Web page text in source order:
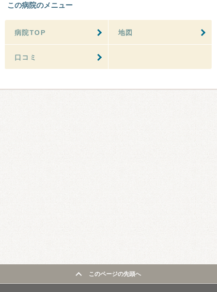
この病院のメニュー
病院TOP 地図
口コミ
このページの先頭へ